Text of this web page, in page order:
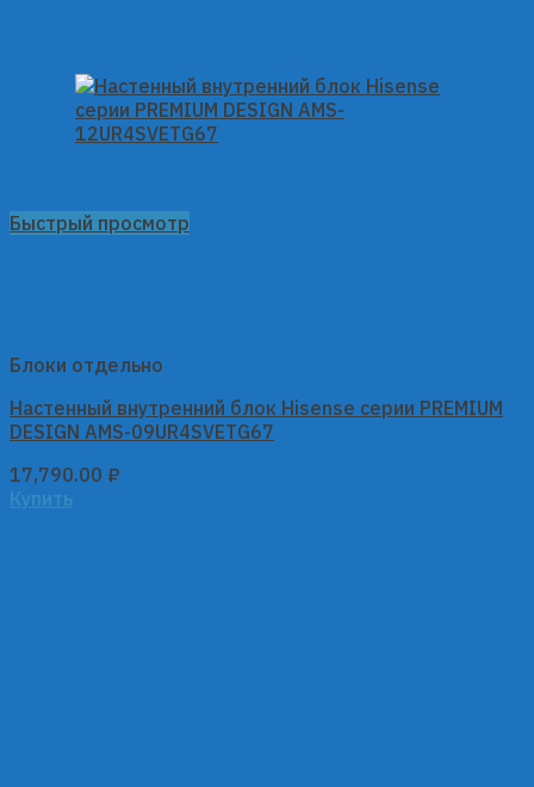
Быстрый просмотр
Блоки отдельно
Настенный внутренний блок Hisense серии PREMIUM
DESIGN AMS-09UR4SVETG67
17,790.00 ₽
Купить